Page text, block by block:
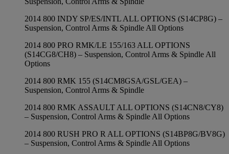
2014 800 INDY SP/ES/INTL ALL OPTIONS (S14CP8G) –
Suspension, Control Arms & Spindle All Options
2014 800 PRO RMK/LE 155/163 ALL OPTIONS
(S14CG8/CH8) – Suspension, Control Arms & Spindle All
Options
2014 800 RMK 155 (S14CM8GSA/GSL/GEA) –
Suspension, Control Arms & Spindle
2014 800 RMK ASSAULT ALL OPTIONS (S14CN8/CY8)
– Suspension, Control Arms & Spindle All Options
2014 800 RUSH PRO R ALL OPTIONS (S14BP8G/BV8G)
– Suspension, Control Arms & Spindle All Options